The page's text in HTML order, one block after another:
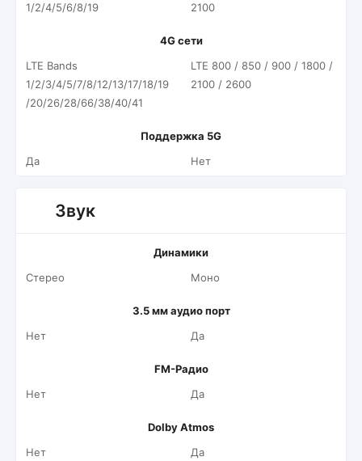
1/2/4/5/6/8/19
2100
4G сети
LTE Bands
1/2/3/4/5/7/8/12/13/17/18/19
/20/26/28/66/38/40/41
LTE 800 / 850 / 900 / 1800 /
2100 / 2600
Поддержка 5G
Да
Нет
Звук
Динамики
Стерео
Моно
3.5 мм аудио порт
Нет
Да
FM-Радио
Нет
Да
Dolby Atmos
Нет
Да